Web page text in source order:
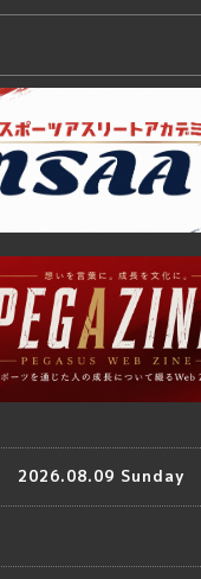
2026.08.09 Sunday